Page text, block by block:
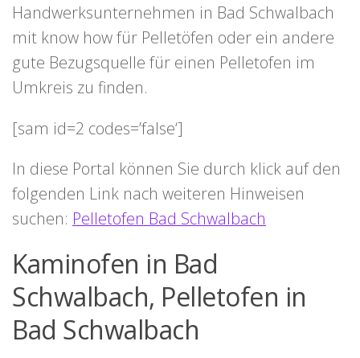
Handwerksunternehmen in Bad Schwalbach
mit know how für Pelletöfen oder ein andere
gute Bezugsquelle für einen Pelletofen im
Umkreis zu finden.
[sam id=2 codes=’false‘]
In diese Portal können Sie durch klick auf den
folgenden Link nach weiteren Hinweisen
suchen: Pelletofen Bad Schwalbach
Kaminofen in Bad
Schwalbach, Pelletofen in
Bad Schwalbach